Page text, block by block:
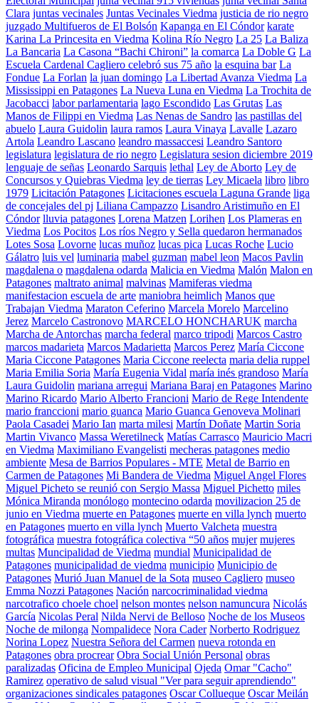
Clara juntas vecinales Juntas Vecinales Viedma justicia de rio negro
juzgado Multifueros de El Bolsón Kapanga en El Cóndor karate
Karina La Princesita en Viedma Kolina Río Negro La 25 La Baliza
La Bancaria La Casona “Bachi Chironi” la comarca La Doble G La
Escuela Cardenal Cagliero celebró sus 75 año la esquina bar La
Fondue La Forlan la juan domingo La Libertad Avanza Viedma La
Mississippi en Patagones La Nueva Luna en Viedma La Trochita de
Jacobacci labor parlamentaria lago Escondido Las Grutas Las
Manos de Filippi en Viedma Las Nenas de Sandro las pastillas del
abuelo Laura Guidolin laura ramos Laura Vinaya Lavalle Lazaro
Artola Leandro Lascano leandro massaccesi Leandro Santoro
legislatura legislatura de rio negro Legislatura sesion diciembre 2019
lenguaje de señas Leonardo Sarquis lethal Ley de Aborto Ley de
Concursos y Quiebras Viedma ley de tierras Ley Micaela libro libro
1979 Licitación Patagones Licitaciones escuela Laguna Grande liga
de concejales del pj Liliana Campazzo Lisandro Aristimuño en El
Cóndor lluvia patagones Lorena Matzen Lorihen Los Plameras en
Viedma Los Pocitos Los ríos Negro y Sella quedaron hermanados
Lotes Sosa Lovorne lucas muñoz lucas pica Lucas Roche Lucio
Gálatro luis vel luminaria mabel guzman mabel leon Macos Pavlin
magdalena o magdalena odarda Malicia en Viedma Malón Malon en
Patagones maltrato animal malvinas Mamiferas viedma
manifestacion escuela de arte maniobra heimlich Manos que
Trabajan Viedma Maraton Ceferino Marcela Morelo Marcelino
Jerez Marcelo Castronovo MARCELO HONCHARUK marcha
Marcha de Antorchas marcha federal marco tripodi Marcos Castro
marcos madarieta Marcos Madarietta Marcos Perez María Ciccone
Maria Ciccone Patagones Maria Ciccone reelecta maria delia ruppel
Maria Emilia Soria María Eugenia Vidal maría inés grandoso María
Laura Guidolin mariana arregui Mariana Baraj en Patagones Marino
Marino Ricardo Mario Alberto Francioni Mario de Rege Intendente
mario franccioni mario guanca Mario Guanca Genoveva Molinari
Paola Casadei Mario Ian marta milesi Martín Doñate Martin Soria
Martin Vivanco Massa Weretilneck Matías Carrasco Mauricio Macri
en Viedma Maximiliano Evangelisti mecheras patagones medio
ambiente Mesa de Barrios Populares - MTE Metal de Barrio en
Carmen de Patagones Mi Bandera de Viedma Miguel Angel Flores
Miguel Picheto se reunió con Sergio Massa Miguel Pichetto miles
Mónica Miranda monólogo montecino odarda movilizacion 25 de
junio en Viedma muerte en Patagones muerte en villa lynch muerto
en Patagones muerto en villa lynch Muerto Valcheta muestra
fotográfica muestra fotográfica colectiva “50 años mujer mujeres
multas Muncipalidad de Viedma mundial Municipalidad de
Patagones municipalidad de viedma municipio Municipio de
Patagones Murió Juan Manuel de la Sota museo Cagliero museo
Emma Nozzi Patagones Nación narcocriminalidad viedma
narcotrafico choele choel nelson montes nelson namuncura Nicolás
García Nicolas Peral Nilda Nervi de Belloso Noche de los Museos
Noche de milonga Nompalidece Nora Cader Norberto Rodriguez
Norina Lopez Nuestra Señora del Carmen nueva rotonda en
Patagones obra procrear Obra Social Unión Personal obras
paralizadas Oficina de Empleo Municipal Ojeda Omar "Cacho"
Ramirez operativo de salud visual "Ver para seguir aprendiendo"
organizaciones sindicales patagones Oscar Collueque Oscar Meilán